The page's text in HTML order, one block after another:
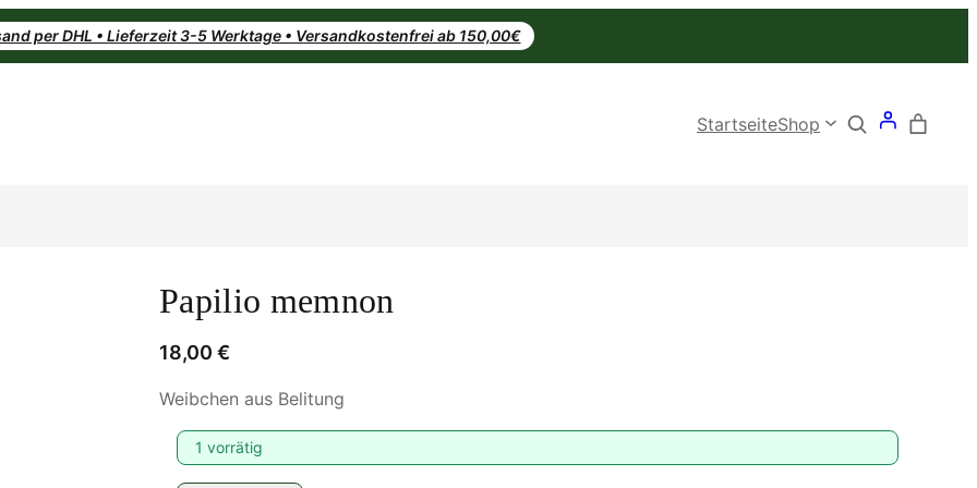
per DHL • Lieferzeit 3-5 Werktage • Versandkostenfrei ab 150,00€
StartseiteShop Search
Papilio memnon
18,00 €
Weibchen aus Belitung
1 vorrätig